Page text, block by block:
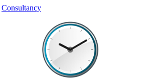
Consultancy